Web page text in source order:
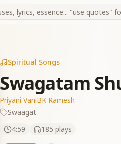
Spiritual Songs
Swagatam
Priyani VaniBK Ramesh
Swaagat
4:59
185 plays